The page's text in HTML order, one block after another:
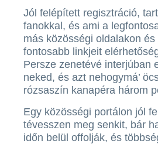
Jól felépített regisztráció,
fanokkal, és ami a
más közösségi oldalakon
fontosabb linkjeit
Persze zenetévé interjúban
neked, és azt nehogymá’
rózsaszín kanapéra három
Egy közösségi portálon jól
tévesszen meg senkit, bár
időn belül offolják, és